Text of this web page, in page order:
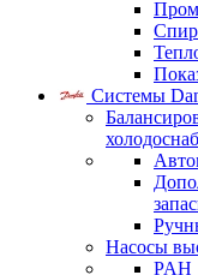
Системы
Насосы
PAH